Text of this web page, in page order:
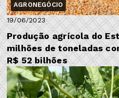
AGRONEGÓCIO
19/06/2023
Produção agrícola do
milhões de toneladas
R$ 52 bilhões